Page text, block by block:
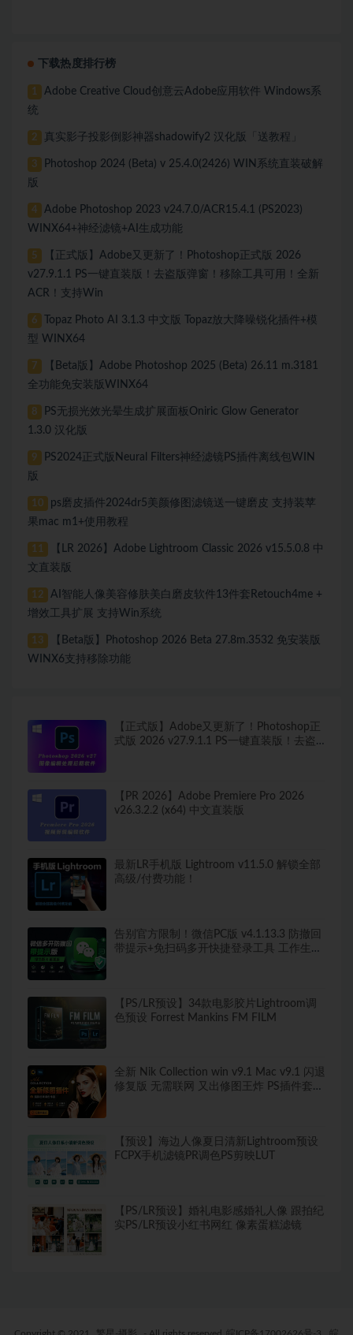
下载热度排行榜
1
Adobe Creative Cloud创意云Adobe应用软件 Windows系
统
2 真实影子投影倒影神器shadowify2 汉化版「送教程」
3
Photoshop 2024 (Beta) v 25.4.0(2426) WIN系统直装破解
版
4
Adobe Photoshop 2023 v24.7.0/ACR15.4.1 (PS2023)
WINX64+神经滤镜+AI生成功能
5
【正式版】Adobe又更新了！Photoshop正式版 2026
v27.9.1.1 PS一键直装版！去盗版弹窗！移除工具可用！全新
ACR！支持Win
6
Topaz Photo AI 3.1.3 中文版 Topaz放大降噪锐化插件+模
型 WINX64
7
【Beta版】Adobe Photoshop 2025 (Beta) 26.11 m.3181
全功能免安装版WINX64
8
PS无损光效光晕生成扩展面板Oniric Glow Generator
1.3.0 汉化版
9
PS2024正式版Neural Filters神经滤镜PS插件离线包WIN
版
10
ps磨皮插件2024dr5美颜修图滤镜送一键磨皮 支持装苹
果mac m1+使用教程
11
【LR 2026】Adobe Lightroom Classic 2026 v15.5.0.8 中
文直装版
12
AI智能人像美容修肤美白磨皮软件13件套Retouch4me +
增效工具扩展 支持Win系统
13
【Beta版】Photoshop 2026 Beta 27.8m.3532 免安装版
WINX6支持移除功能
【正式版】Adobe又更新了！Photoshop正
式版 2026 v27.9.1.1 PS一键直装版！去盗
【PR 2026】Adobe Premiere Pro 2026
v26.3.2.2 (x64) 中文直装版
最新LR手机版 Lightroom v11.5.0 解锁全部
高级/付费功能！
告别官方限制！微信PC版 v4.1.13.3 防撤回
带提示+免扫码多开快捷登录工具 工作生活
【PS/LR预设】34款电影胶片Lightroom调
色预设 Forrest Mankins FM FILM
全新 Nik Collection win v9.1 Mac v9.1 闪退
修复版 无需联网 又出修图王炸 PS插件套装
【预设】海边人像夏日清新Lightroom预设
FCPX手机滤镜PR调色PS剪映LUT
【PS/LR预设】婚礼电影感婚礼人像 跟拍纪
实PS/LR预设小红书网红 像素蛋糕滤镜